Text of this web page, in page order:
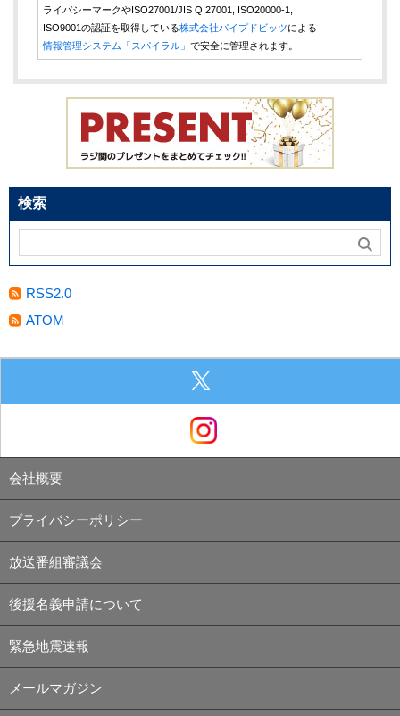
ライバシーマークやISO27001/JIS Q 27001, ISO20000-1,
ISO9001の認証を取得している株式会社パイプドビッツによる
情報管理システム「スパイラル」 で安全に管理されます。
検索
RSS2.0
ATOM
会社概要
プライバシーポリシー
放送番組審議会
後援名義申請について
緊急地震速報
メールマガジン